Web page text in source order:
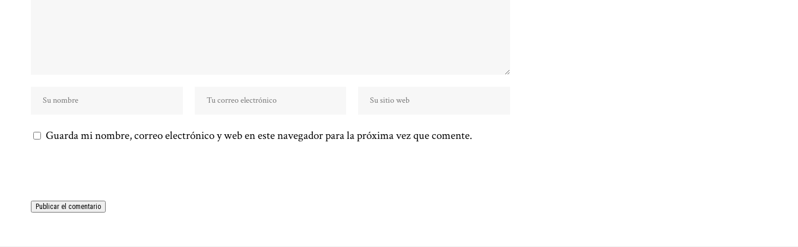
Guarda mi nombre, correo electrónico y web en este navegador para la próxima vez que comente.